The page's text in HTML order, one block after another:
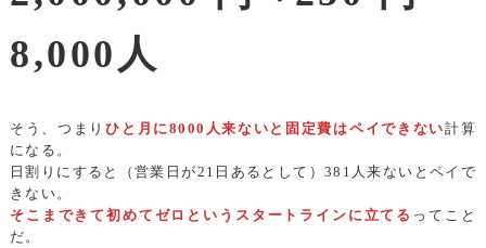
8,000人
そう、つまりひと月に8000人来ないと固定費はペイできない計算
になる。
日割りにすると（営業日が21日あるとして）381人来ないとペイで
きない。
そこまできて初めてゼロというスタートラインに立てる ってこと
だ。